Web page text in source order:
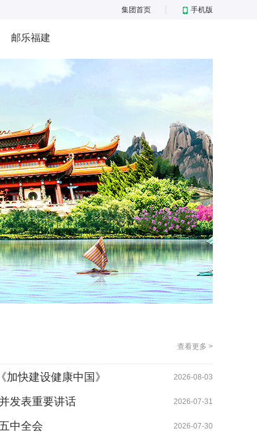
集团首页 手机版
邮乐福建
查看更多 >
加快建设健康中国》 2026-08-03
发表重要讲话 2026-07-31
中全会 2026-07-30